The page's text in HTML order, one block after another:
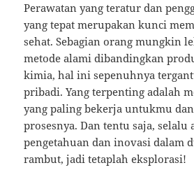
Perawatan yang teratur dan
yang tepat merupakan kunci
sehat. Sebagian orang mungkin
metode alami dibandingkan
kimia, hal ini sepenuhnya
pribadi. Yang terpenting adalah
yang paling bekerja untukmu
prosesnya. Dan tentu saja, selalu
pengetahuan dan inovasi dalam
rambut, jadi tetaplah eksplorasi!